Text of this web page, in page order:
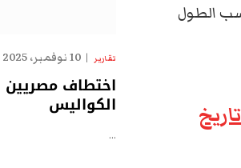
سنتيمترا، وأن يتناسب الطول
تقارير 10 نوفمبر، 2025
اختطاف مصريين
الكواليس
…